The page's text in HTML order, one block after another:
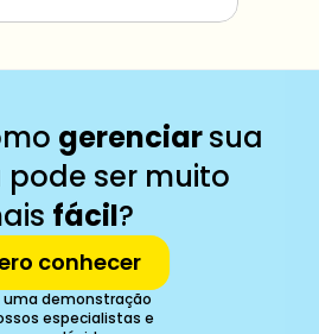
gerenciar sua
ser muito
fácil?
conhecer
uma demonstração
especialistas e